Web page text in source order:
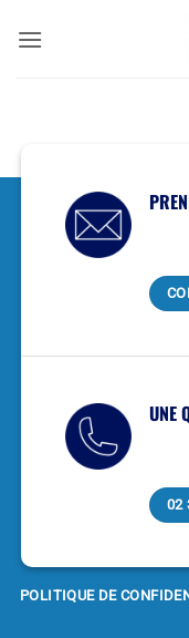
UNE
02
POLITIQUE DE